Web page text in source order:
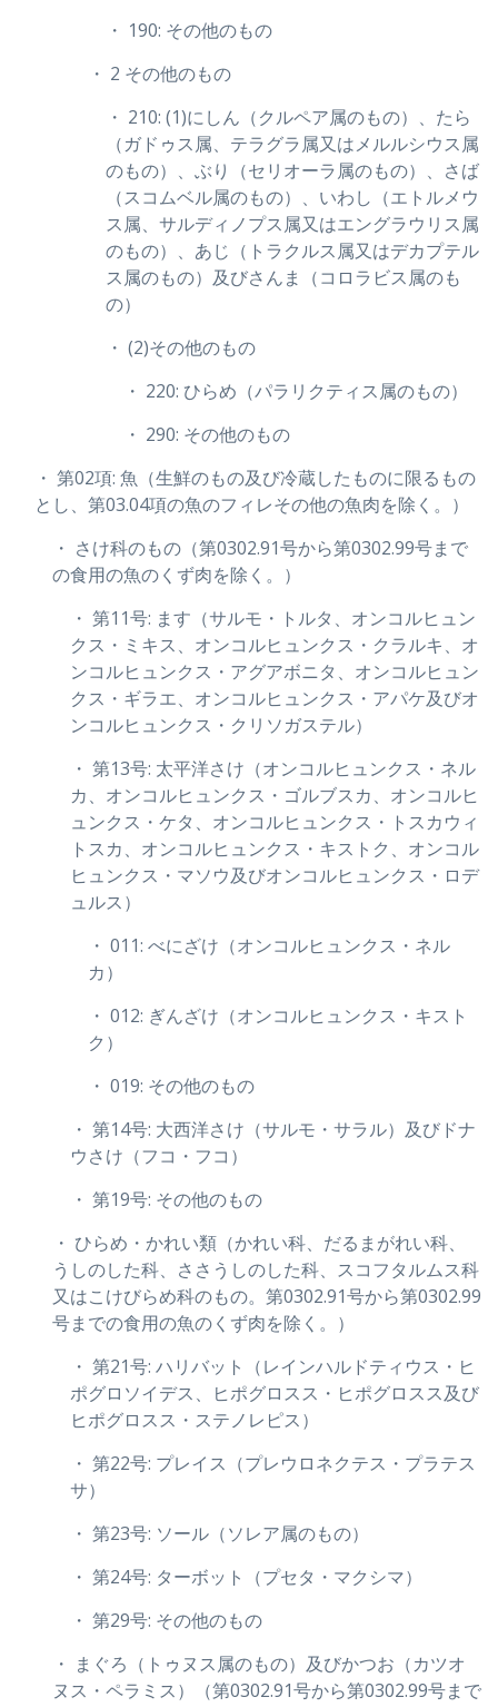
・ 190: その他のもの
・ 2 その他のもの
・ 210: (1)にしん（クルペア属のもの）、たら
（ガドゥス属、テラグラ属又はメルルシウス属
のもの）、ぶり（セリオーラ属のもの）、さば
（スコムベル属のもの）、いわし（エトルメウ
ス属、サルディノプス属又はエングラウリス属
のもの）、あじ（トラクルス属又はデカプテル
ス属のもの）及びさんま（コロラビス属のも
の）
・ (2)その他のもの
・ 220: ひらめ（パラリクティス属のもの）
・ 290: その他のもの
・ 第02項: 魚（生鮮のもの及び冷蔵したものに限るもの
とし、第03.04項の魚のフィレその他の魚肉を除く。）
・ さけ科のもの（第0302.91号から第0302.99号まで
の食用の魚のくず肉を除く。）
・ 第11号: ます（サルモ・トルタ、オンコルヒュン
クス・ミキス、オンコルヒュンクス・クラルキ、オ
ンコルヒュンクス・アグアボニタ、オンコルヒュン
クス・ギラエ、オンコルヒュンクス・アパケ及びオ
ンコルヒュンクス・クリソガステル）
・ 第13号: 太平洋さけ（オンコルヒュンクス・ネル
カ、オンコルヒュンクス・ゴルブスカ、オンコルヒ
ュンクス・ケタ、オンコルヒュンクス・トスカウィ
トスカ、オンコルヒュンクス・キストク、オンコル
ヒュンクス・マソウ及びオンコルヒュンクス・ロデ
ュルス）
・ 011: べにざけ（オンコルヒュンクス・ネル
カ）
・ 012: ぎんざけ（オンコルヒュンクス・キスト
ク）
・ 019: その他のもの
・ 第14号: 大西洋さけ（サルモ・サラル）及びドナ
ウさけ（フコ・フコ）
・ 第19号: その他のもの
・ ひらめ・かれい類（かれい科、だるまがれい科、
うしのした科、ささうしのした科、スコフタルムス科
又はこけびらめ科のもの。第0302.91号から第0302.99
号までの食用の魚のくず肉を除く。）
・ 第21号: ハリバット（レインハルドティウス・ヒ
ポグロソイデス、ヒポグロスス・ヒポグロスス及び
ヒポグロスス・ステノレピス）
・ 第22号: プレイス（プレウロネクテス・プラテス
サ）
・ 第23号: ソール（ソレア属のもの）
・ 第24号: ターボット（プセタ・マクシマ）
・ 第29号: その他のもの
・ まぐろ（トゥヌス属のもの）及びかつお（カツオ
ヌス・ペラミス）（第0302.91号から第0302.99号まで